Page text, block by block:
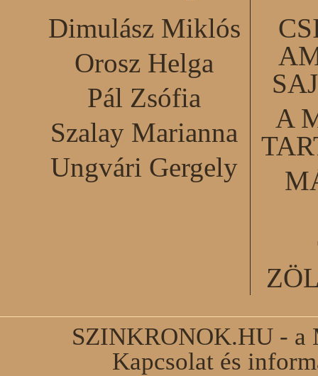
Dimulász Miklós
Orosz Helga
Pál Zsófia
Szalay Marianna
Ungvári Gergely
A
SZINKRONOK.HU - a
Kapcsolat és